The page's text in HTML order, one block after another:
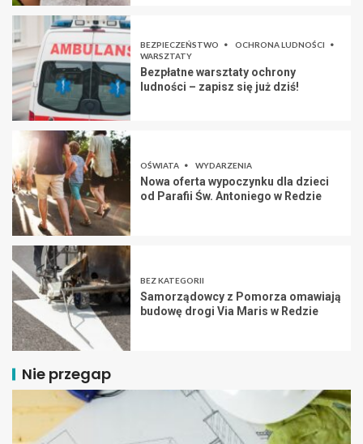
BEZPIECZEŃSTWO
OCHRONA LUDNOŚCI
WARSZTATY
Bezpłatne warsztaty ochrony
ludności – zapisz się już dziś!
OŚWIATA WYDARZENIA
Nowa oferta wypoczynku dla dzieci
od Parafii Św. Antoniego w Redzie
BEZ KATEGORII
Samorządowcy z Pomorza omawiają
budowę drogi Via Maris w Redzie
Nie przegap